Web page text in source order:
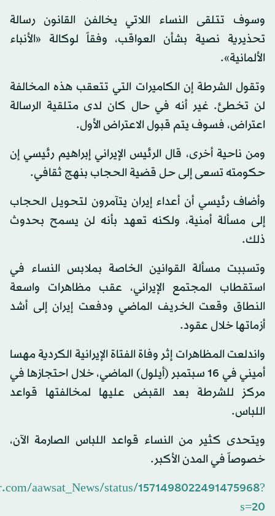
وسوف تتلقى النساء اللاتي يخالفن القانون رسالة
تحذيرية نصية بشأن العواقب، وفقاً لوكالة «الأنباء
الألمانية».
وتقول الشرطة إن الكاميرات التي تتعقب هذه المخالفة
لن تخطئ. غير أنه في حال كان لدى متلقية الرسالة
اعتراض، فسوف يتم قبول الاعتراض الأول.
ومن ناحية أخرى، قال الرئيس الإيراني إبراهيم رئيسي إن
حكومته تسعى إلى حل قضية الحجاب بنهج ثقافي.
وأضاف رئيسي أن أعداء إيران يتآمرون لتحويل الحجاب
إلى مسألة أمنية، ولكنه تعهد بأنه لن يسمح بحدوث
ذلك.
وتسببت مسألة القوانين الخاصة بملابس النساء في
استقطاب المجتمع الإيراني، عقب مظاهرات واسعة
النطاق وقعت الخريف الماضي ودفعت إيران إلى أشد
أزماتها خلال عقود.
واندلعت المظاهرات إثر وفاة الفتاة الإيرانية الكردية مهسا
أميني في 16 سبتمبر (أيلول) الماضي، خلال احتجازها في
مركز للشرطة بعد القبض عليها لمخالفتها قواعد
اللباس.
ويتحدى كثير من النساء قواعد اللباس الصارمة الآن،
خصوصاً في المدن الأكبر.
aawsat_News/status/1571498022491475968?
s=20